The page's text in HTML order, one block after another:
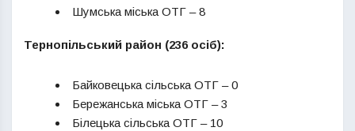
Шумська міська ОТГ – 8
Тернопільський район (236 осіб):
Байковецька сільська ОТГ – 0
Бережанська міська ОТГ – 3
Білецька сільська ОТГ – 10